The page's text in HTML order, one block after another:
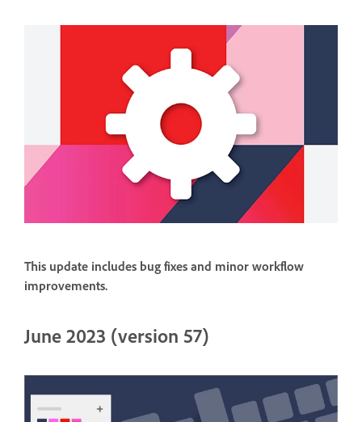
This update includes bug fixes and minor workflow
improvements.
June 2023 (version 57)